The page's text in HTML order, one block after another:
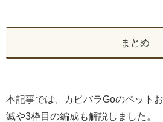
まとめ
本記事では、カピバラGoのペット
滅や3枠目の編成も解説しました。